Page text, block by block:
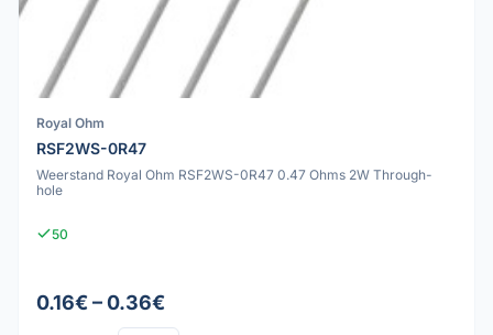
Royal Ohm
RSF2WS-0R47
Weerstand Royal Ohm RSF2WS-0R47 0.47 Ohms 2W Through-
hole
50
0.16€ – 0.36€